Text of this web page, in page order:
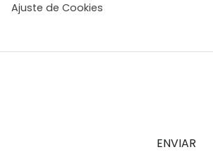
Ajuste de Cookies
ENVIAR